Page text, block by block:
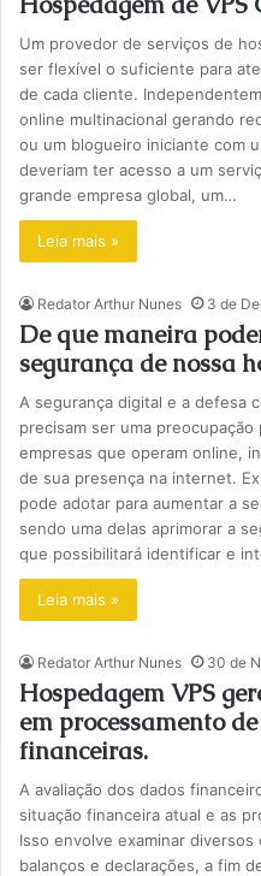
Um provedor de serviços de
ser flexível o suficiente para
de cada cliente.
online multinacional gerando
ou um blogueiro iniciante com
deveriam ter acesso a um
grande empresa global, um…
Leia mais »
Redator Arthur Nunes 3 de
De que maneira
segurança de nossa
A segurança digital e a defesa
precisam ser uma
empresas que operam online,
de sua presença na internet.
pode adotar para aumentar a
sendo uma delas aprimorar a
que possibilitará identificar e
Leia mais »
Redator Arthur Nunes 30 de
Hospedagem VPS
em processamento
financeiras.
A avaliação dos dados
situação financeira atual e as
Isso envolve examinar
balanços e declarações, a fim